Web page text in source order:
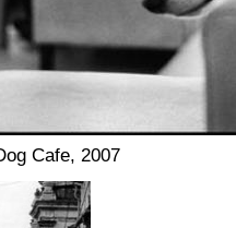
Cafe, 2007